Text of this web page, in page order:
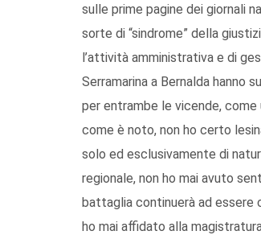
sulle prime pagine dei giornali
sorte di “sindrome” della
l’attività amministrativa e di
Serramarina a Bernalda hanno
per entrambe le vicende,
come è noto, non ho certo
solo ed esclusivamente di
regionale, non ho mai avuto
battaglia continuerà ad essere
ho mai affidato alla